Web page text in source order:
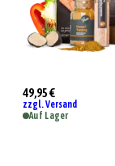
49,95 €
zzgl. Versand
Auf Lager